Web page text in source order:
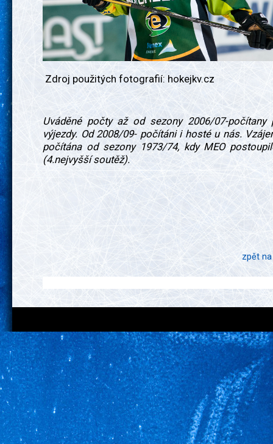
Zdroj použitých fotografií: hokejkv.cz
Uváděné počty až od sezony 2006/07-počítany
výjezdy. Od 2008/09- počítáni i hosté u nás.
počítána od sezony 1973/74, kdy MEO
(4.nejvyšší soutěž).
zpět